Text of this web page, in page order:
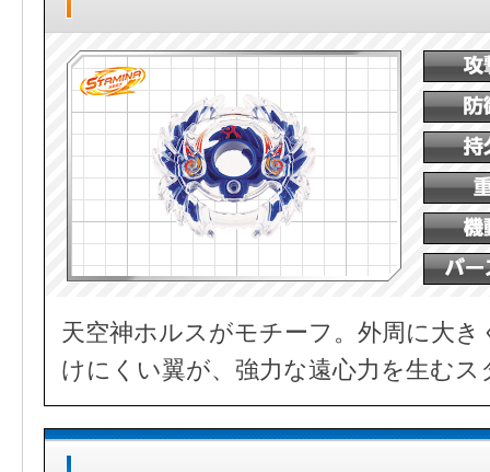
天空神ホルスがモチーフ。外周に大
けにくい翼が、強力な遠心力を生む